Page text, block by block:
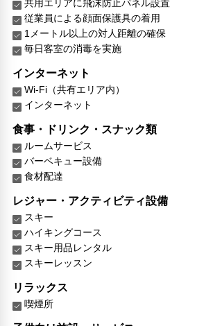
共用エリアに飛沫防止パネル設置
従業員による顔面保護具の着用
1メートル以上の対人距離の確保
毎日客室の消毒を実施
インターネット
Wi-Fi（共有エリア内）
インターネット
食事・ドリンク・スナック類
ルームサービス
バーベキュー設備
食材配達
レジャー・アクティビティ設備
スキー
ハイキングコース
スキー用品レンタル
スキーレッスン
リラックス
喫煙所